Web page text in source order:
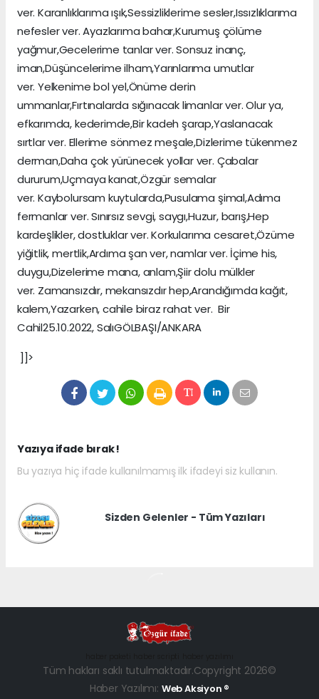
ver. Karanlıklarıma ışık,Sessizliklerime sesler,Issızlıklarıma
nefesler ver. Ayazlarıma bahar,Kurumuş çölüme
yağmur,Gecelerime tanlar ver. Sonsuz inanç,
iman,Düşüncelerime ilham,Yarınlarıma umutlar
ver. Yelkenime bol yel,Önüme derin
ummanlar,Fırtınalarda sığınacak limanlar ver. Olur ya,
efkarımda, kederimde,Bir kadeh şarap,Yaslanacak
sırtlar ver. Ellerime sönmez meşale,Dizlerime tükenmez
derman,Daha çok yürünecek yollar ver. Çabalar
dururum,Uçmaya kanat,Özgür semalar
ver. Kaybolursam kuytularda,Pusulama şimal,Adıma
fermanlar ver. Sınırsız sevgi, saygı,Huzur, barış,Hep
kardeşlikler, dostluklar ver. Korkularıma cesaret,Özüme
yiğitlik, mertlik,Ardıma şan ver, namlar ver. İçime his,
duygu,Dizelerime mana, anlam,Şiir dolu mülkler
ver. Zamansızdır, mekansızdır hep,Arandığımda kağıt,
kalem,Yazarken, cahile biraz rahat ver. Bir
Cahil25.10.2022, SalıGÖLBAŞI/ANKARA
]]>
Yazıya ifade bırak !
Bu yazıya hiç ifade kullanılmamış ilk ifadeyi siz kullanın.
Sizden Gelenler - Tüm Yazıları
Tüm hakları saklı tutulmaktadır.Copyright 2026©
Haber Yazılımı: Web Aksiyon ®